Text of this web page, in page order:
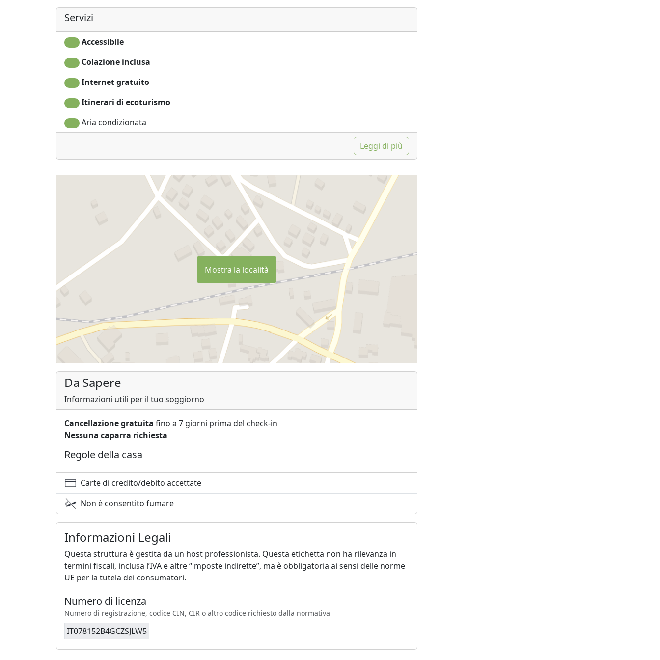
Servizi
Accessibile
Colazione inclusa
Internet gratuito
Itinerari di ecoturismo
Aria condizionata
Leggi di più
Mostra la località
Da Sapere
Informazioni utili per il tuo soggiorno
Cancellazione gratuita fino a 7 giorni prima del check-in
Nessuna caparra richiesta
Regole della casa
Carte di credito/debito accettate
Non è consentito fumare
Informazioni Legali
Questa struttura è gestita da un host professionista. Questa etichetta non ha rilevanza in
termini fiscali, inclusa l’IVA e altre “imposte indirette”, ma è obbligatoria ai sensi delle norme
UE per la tutela dei consumatori.
Numero di licenza
Numero di registrazione, codice CIN, CIR o altro codice richiesto dalla normativa
IT078152B4GCZSJLW5